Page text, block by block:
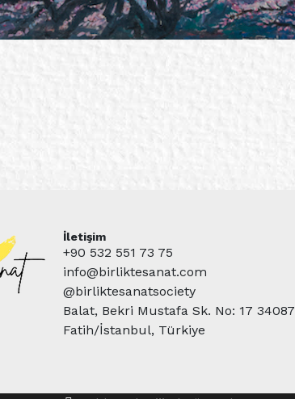
İletişim
+90 532 551 73 75
info@birliktesanat.com
@birliktesanatsociety
Balat, Bekri Mustafa Sk. No: 17 34087
Fatih/İstanbul, Türkiye